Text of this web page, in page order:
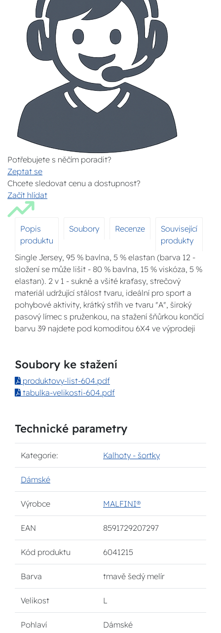
Potřebujete s něčím poradit?
Zeptat se
Chcete sledovat cenu a dostupnost?
Začít hlídat
Popis
produktu
Soubory Recenze
Související
produkty
Single Jersey, 95 % bavlna, 5 % elastan (barva 12 -
složení se může lišit - 80 % bavlna, 15 % viskóza, 5 %
elastan). 2 v 1 - sukně a všité kraťasy, strečový
materiál udržující stálost tvaru, ideální pro sport a
pohybové aktivity, krátký střih ve tvaru "A", široký
pasový límec s pruženkou, na stažení šňůrkou končící
barvu 39 najdete pod komoditou 6X4 ve výprodeji
Soubory ke stažení
produktovy-list-604.pdf
tabulka-velikosti-604.pdf
Technické parametry
Kategorie: Kalhoty - šortky
Dámské
Výrobce MALFINI®
EAN 8591729207297
Kód produktu 6041215
Barva tmavě šedý melír
Velikost L
Pohlaví Dámské